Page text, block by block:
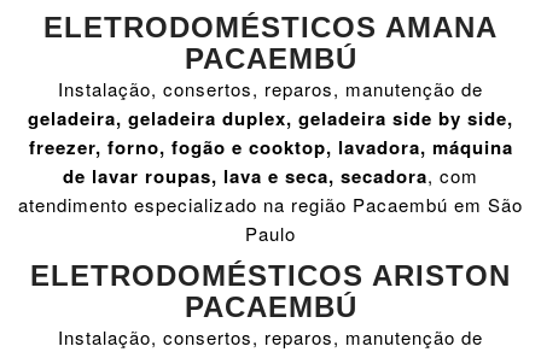
ELETRODOMÉSTICOS AMANA
PACAEMBÚ
Instalação, consertos, reparos, manutenção de
geladeira, geladeira duplex, geladeira side by side,
freezer, forno, fogão e cooktop, lavadora, máquina
de lavar roupas, lava e seca, secadora, com
atendimento especializado na região Pacaembú em São
Paulo
ELETRODOMÉSTICOS ARISTON
PACAEMBÚ
Instalação, consertos, reparos, manutenção de